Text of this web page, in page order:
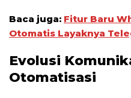
Baca juga: Fitur Baru
Otomatis Layaknya
Evolusi
Otomatisasi